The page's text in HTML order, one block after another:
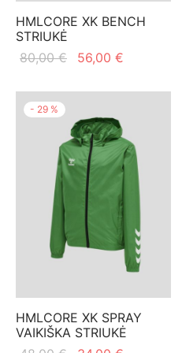
HMLCORE XK BENCH
STRIUKĖ
80,00€
Original
was:
80,00 €.
56,00 €
56,00 €.
- 29 %
HMLCORE XK SPRAY
VAIKIŠKA STRIUKĖ